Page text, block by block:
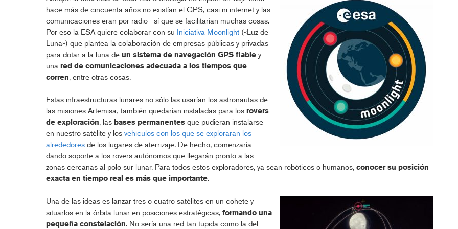
hace más de cincuenta años no existían el GPS, casi ni internet y las
comunicaciones eran por radio– sí que se facilitarían muchas cosas.
Por eso la ESA quiere colaborar con su Iniciativa Moonlight(«Luz de
Luna») que plantea la colaboración de empresas públicas y privadas
para dotar a la luna de un sistema de navegación GPS fiabley
una red de comunicaciones adecuada a los tiempos que
corren, entre otras cosas.
Estas infraestructuras lunares no sólo las usarían los astronautas de
las misiones Artemisa; también quedarían instaladas para los rovers
de exploración, las bases permanentesque pudieran instalarse
en nuestro satélite y los vehículos con los que se exploraran los
alrededoresde los lugares de aterrizaje. De hecho, comenzaría
dando soporte a los rovers autónomos que llegarán pronto a las
zonas cercanas al polo sur lunar. Para todos estos exploradores, ya sean robóticos o humanos, conocer su posición
exacta en tiempo real es más que importante.
Una de las ideas es lanzar tres o cuatro satélites en un cohete y
situarlos en la órbita lunar en posiciones estratégicas, formando una
pequeña constelación. No sería una red tan tupida como la del